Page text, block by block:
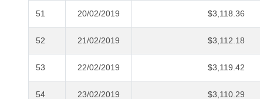
51 20/02/2019 $3,118.36
52 21/02/2019 $3,112.18
53 22/02/2019 $3,119.42
54 23/02/2019 $3,110.29